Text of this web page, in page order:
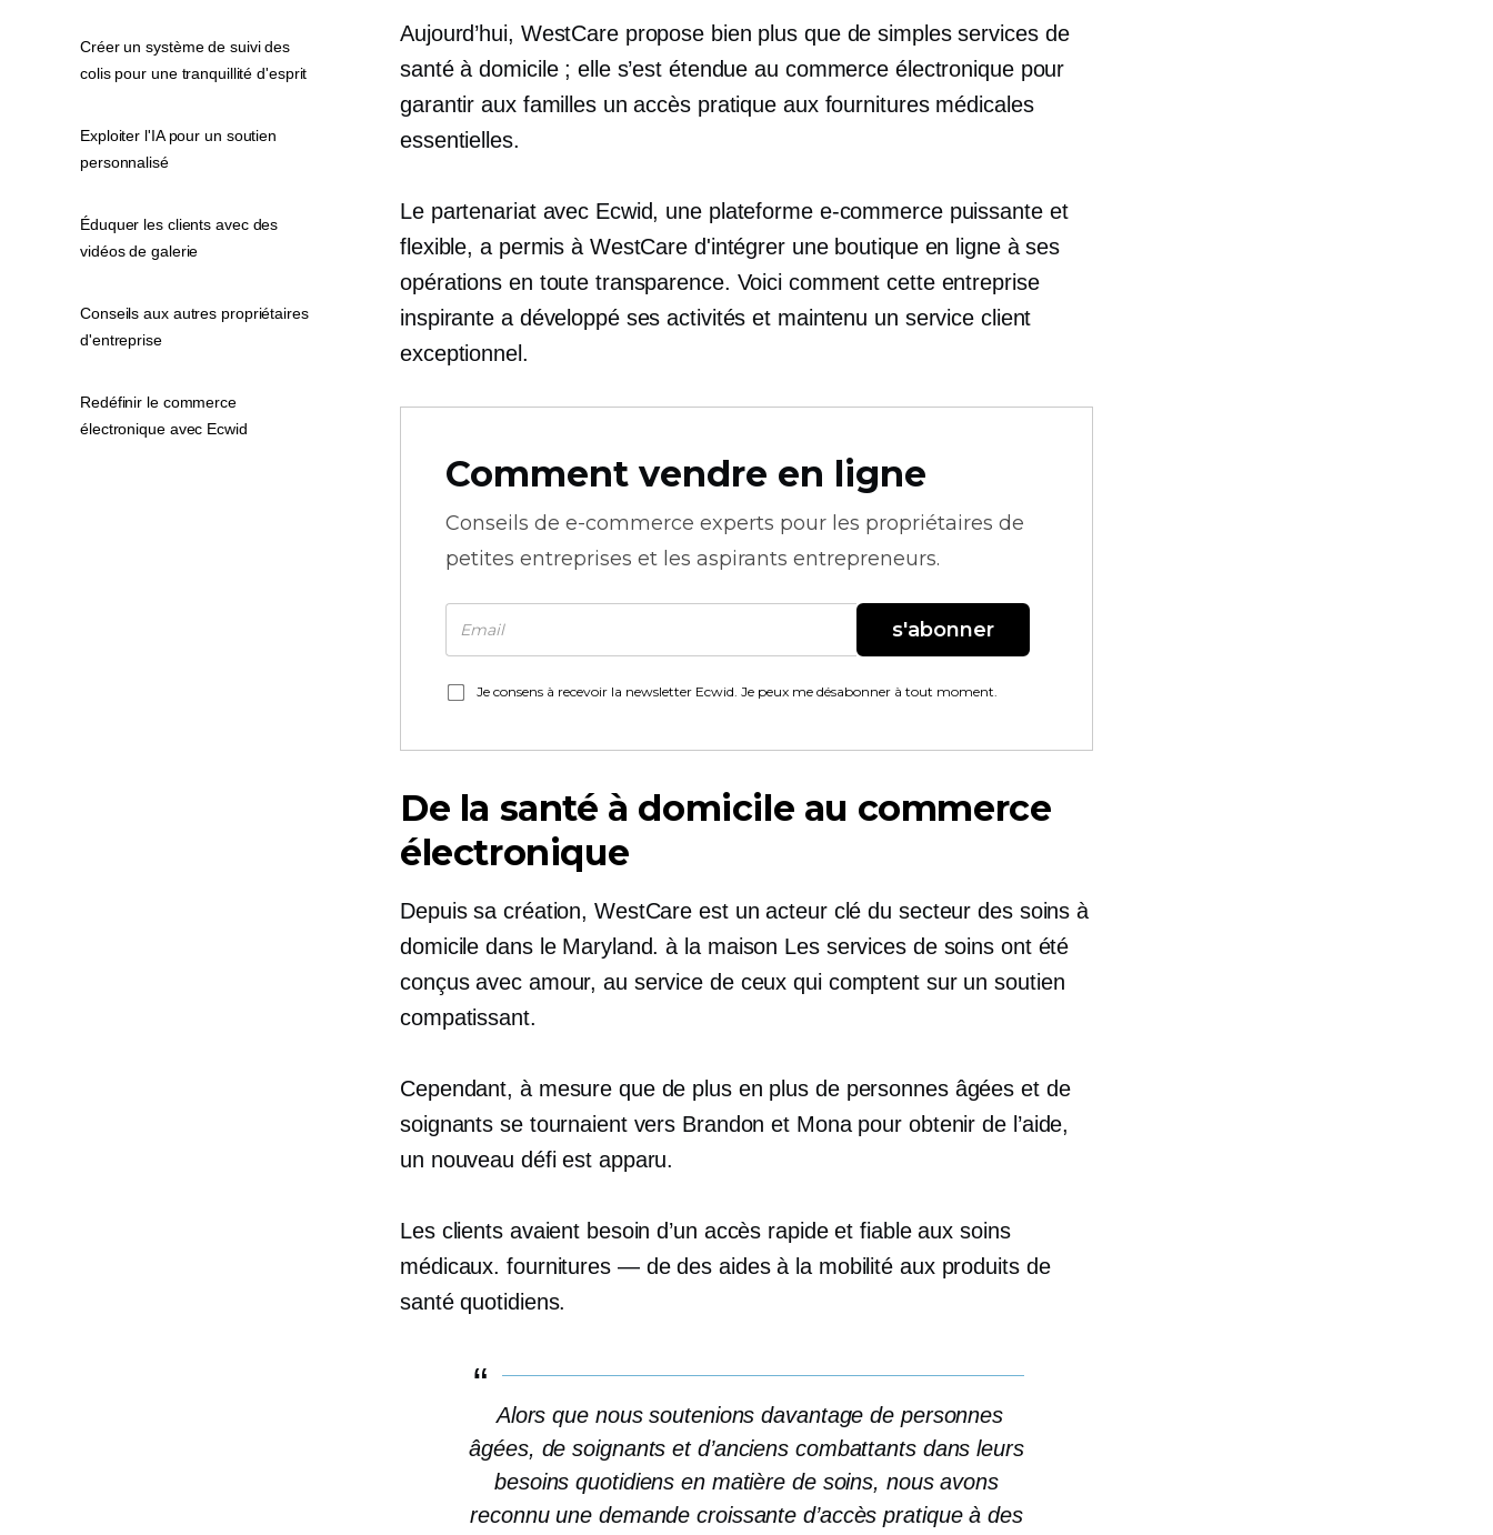
Aujourd’hui, WestCare propose bien plus que de simples services de
santé à domicile ; elle s’est étendue au commerce électronique pour
garantir aux familles un accès pratique aux fournitures médicales
essentielles.
Le partenariat avec Ecwid, une plateforme e-commerce puissante et
flexible, a permis à WestCare d'intégrer une boutique en ligne à ses
opérations en toute transparence. Voici comment cette entreprise
inspirante a développé ses activités et maintenu un service client
exceptionnel.
Comment vendre en ligne
Conseils de e-commerce experts pour les propriétaires de
petites entreprises et les aspirants entrepreneurs.
s'abonner
Je consens à recevoir la newsletter Ecwid. Je peux me désabonner à tout moment.
De la santé à domicile au commerce
électronique
Depuis sa création, WestCare est un acteur clé du secteur des soins à
domicile dans le Maryland.à la maison Les services de soins ont été
conçus avec amour, au service de ceux qui comptent sur un soutien
compatissant.
Cependant, à mesure que de plus en plus de personnes âgées et de
soignants se tournaient vers Brandon et Mona pour obtenir de l’aide,
un nouveau défi est apparu.
Les clients avaient besoin d’un accès rapide et fiable aux soins
médicaux.fournitures — dedes aides à la mobilité aux produits de
santé quotidiens.
Alors que nous soutenions davantage de personnes
âgées, de soignants et d’anciens combattants dans leurs
besoins quotidiens en matière de soins, nous avons
reconnu une demande croissante d’accès pratique à des
Créer un système de suivi des
colis pour une tranquillité d'esprit
Exploiter l'IA pour un soutien
personnalisé
Éduquer les clients avec des
vidéos de galerie
Conseils aux autres propriétaires
d'entreprise
Redéfinir le commerce
électronique avec Ecwid